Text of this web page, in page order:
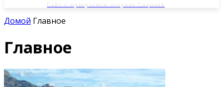
Сайт о прекрасном острове Сицилия
Домой Главное
Главное